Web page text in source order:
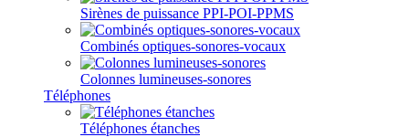
Sirènes de puissance PPI-POI-PPMS
Combinés optiques-sonores-vocaux
Colonnes lumineuses-sonores
Téléphones
Téléphones étanches